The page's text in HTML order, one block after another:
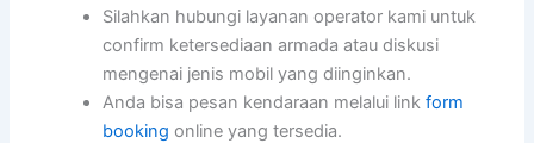
Silahkan hubungi layanan operator kami untuk
confirm ketersediaan armada atau diskusi
mengenai jenis mobil yang diinginkan.
Anda bisa pesan kendaraan melalui linkform
booking online yang tersedia.